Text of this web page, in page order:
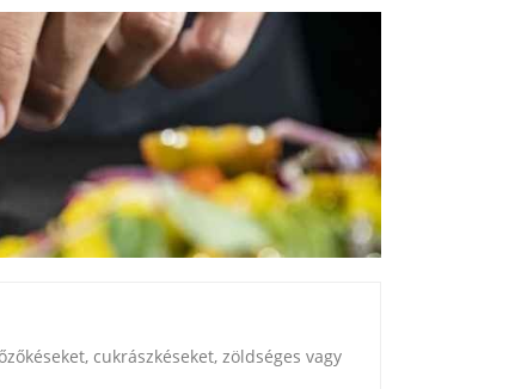
cukrászkéseket, zöldséges vagy